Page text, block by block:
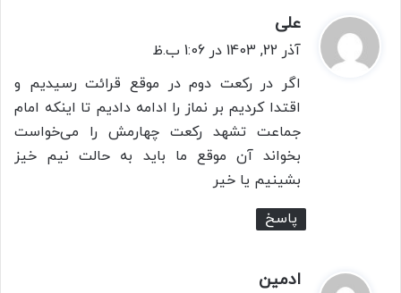
علی
ف آذر 22, 1403 در 1:06 ب.ظ
اگر در رکعت دوم در موقع قرائت رسیدیم و
اقتدا کردیم بر نماز را ادامه دادیم تا اینکه امام
جماعت تشهد رکعت چهارمش را می‌خواست
بخواند آن موقع ما باید به حالت نیم خیز
بشینیم یا خیر
پاسخ
ادمین